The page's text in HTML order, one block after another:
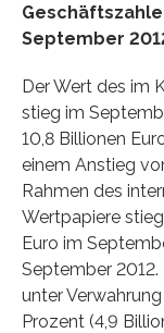
September
Der Wert des im
stieg im
10,8 Billionen
einem Anstieg
Rahmen des
Wertpapiere
Euro im
September
unter
Prozent (4,9